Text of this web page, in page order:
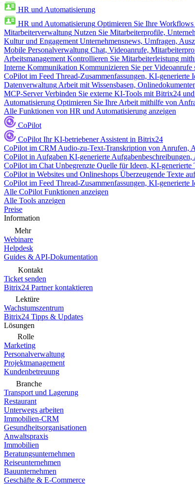
HR und Automatisierung
HR und Automatisierung Optimieren Sie Ihre Workflows
Mitarbeiterverwaltung Nutzen Sie Mitarbeiterprofile,
Kultur und Engagement Unternehmensnews, Umfragen,
Mobile Personalverwaltung Chat, Videoanrufe,
Arbeitsmanagement Kontrollieren Sie Mitarbeiterleistung
Interne Kommunikation Kommunizieren Sie per
CoPilot im Feed Thread-Zusammenfassungen, KI-generierte
Datenverwaltung Arbeit mit Wissensbasen,
MCP-Server Verbinden Sie externe KI-Tools mit Bitrix24
Automatisierung Optimieren Sie Ihre Arbeit mithilfe von
Alle Funktionen von HR und Automatisierung anzeigen
CoPilot
CoPilot Ihr KI-betriebener Assistent in Bitrix24
CoPilot im CRM Audio-zu-Text-Transkription von Anrufen,
CoPilot in Aufgaben KI-generierte
CoPilot im Chat Unbegrenzte Quelle für Ideen, KI-
CoPilot in Websites und Onlineshops Überzeugende Texte
CoPilot im Feed Thread-Zusammenfassungen, KI-generierte
Alle CoPilot Funktionen anzeigen
Alle Tools anzeigen
Preise
Information
Mehr
Webinare
Helpdesk
Guides & API-Dokumentation
Kontakt
Ticket senden
Bitrix24 Partner kontaktieren
Lektüre
Wachstumszentrum
Bitrix24 Tipps & Updates
Lösungen
Rolle
Marketing
Personalverwaltung
Projektmanagement
Kundenbetreuung
Branche
Transport und Lagerung
Restaurant
Unterwegs arbeiten
Immobilien-CRM
Gesundheitsorganisationen
Anwaltspraxis
Immobilien
Beratungsunternehmen
Reiseunternehmen
Bauunternehmen
Geschäfte & E-Commerce